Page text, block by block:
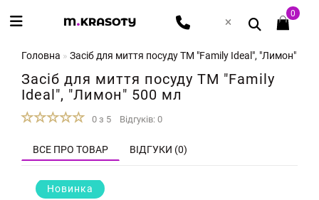
0
Головна Засіб для миття посуду ТМ "Family Ideal", "Лимон" 500
Засіб для миття посуду ТМ "Family
Ideal", "Лимон" 500 мл
0 з 5 Відгуків: 0
ВСЕ ПРО ТОВАР ВІДГУКИ (0)
Новинка